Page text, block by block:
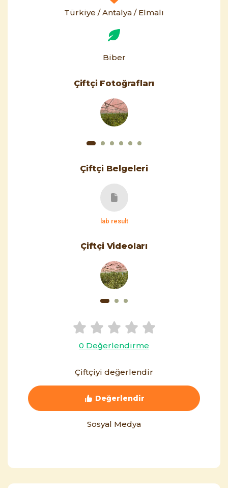
Türkiye / Antalya / Elmalı
Biber
Çiftçi Fotoğrafları
Çiftçi Belgeleri
lab result
Çiftçi Videoları
0 Değerlendirme
Çiftçiyi değerlendir
Değerlendir
Sosyal Medya